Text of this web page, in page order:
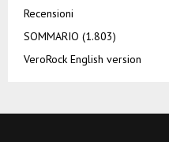
Recensioni
SOMMARIO (1.803)
VeroRock English version